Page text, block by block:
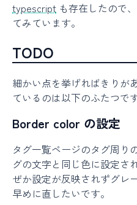
typescript も存在したので
てみています。
TODO
細かい点を挙げればきりが
ているのは以下のふたつです
Border color の設定
タグ一覧ページのタグ周り
グの文字と同じ色に設定さ
ぜか設定が反映されずグレ
早めに直したいです。